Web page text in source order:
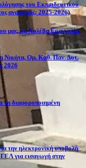
του Εκπαιδευτικού
αναφοράς: 2025-2026)
μας, κα Χολέβα Ευαγγελία,
Νικήτα, Ομ. Καθ. Παν. Δυτ.
2026
τη διαφοροποιημένη
την ηλεκτρονική υποβολή
για εισαγωγή στην